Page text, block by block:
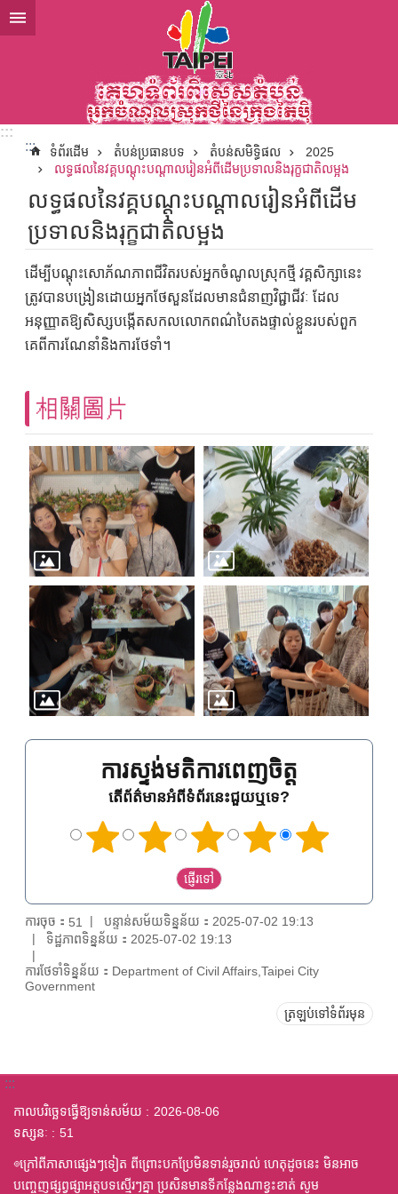
ទៅកាន់មាតិកាប្លុកមាតិកាសំខាន់
:::
:::
ទំព័រដើម តំបន់ប្រធានបទ តំបន់សមិទ្ធិផល
2025
លទ្ធផលនៃវគ្គបណ្ដុះបណ្ដាលរៀនអំពីដើមប្រទាលនិងរុក្ខជាតិលម្អង
លទ្ធផលនៃវគ្គបណ្ដុះបណ្ដាលរៀនអំពីដើម
ប្រទាលនិងរុក្ខជាតិលម្អង
ដើម្បីបណ្តុះសោភ័ណភាពជីវិតរបស់អ្នកចំណូលស្រុកថ្មី វគ្គសិក្សានេះ
ត្រូវបានបង្រៀនដោយអ្នកថែសួនដែលមានជំនាញវិជ្ជាជីវៈ ដែល
អនុញ្ញាតឱ្យសិស្សបង្កើតសកលលោកពណ៌បៃតងផ្ទាល់ខ្លួនរបស់ពួក
គេពីការណែនាំនិងការថែទាំ។
相關圖片
ការស្ទង់មតិការពេញចិត្ត
តើព័ត៌មានអំពីទំព័រនេះជួយឬទេ?
ការចុច： 51
បន្ទាន់សម័យទិន្នន័យ：2025-07-02 19:13
ទិដ្ឋភាពទិន្នន័យ：2025-07-02 19:13
ការថែទាំទិន្នន័យ：Department of Civil Affairs,Taipei City
Government
ត្រឡប់ទៅទំព័រមុន
:::
កាលបរិច្ឆេទធ្វើឱ្យទាន់សម័យ
2026-08-06
ទស្សនៈ
51
◎ក្រៅពីភាសាផ្សេងៗទៀត ពីព្រោះបកប្រែមិនទាន់រួចរាល់ ហេតុដូចនេះ មិនអាច
បញ្ចេញផ្សព្វផ្សាអត្តបទស្មើរៗគ្នា ប្រសិនមានទីកន្លែងណាខ្វះខាត់ សូម